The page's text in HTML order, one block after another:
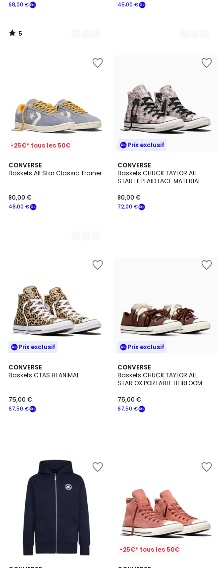
68,00 €
5
/
45,00 €
-25€* tous les 50€
CONVERSE
Baskets All Star Classic Trainer
48,00 €
80,00 €
3
Couleurs
Prix exclusif
CONVERSE
Baskets CHUCK TAYLOR ALL
STAR HI PLAID LACE MATERIAL
72,00 €
80,00 €
Prix exclusif
CONVERSE
Baskets CTAS HI ANIMAL
67,50 €
75,00 €
Prix exclusif
CONVERSE
Baskets CHUCK TAYLOR ALL
STAR OX PORTABLE HEIRLOOM
67,50 €
75,00 €
-25€* tous les 50€